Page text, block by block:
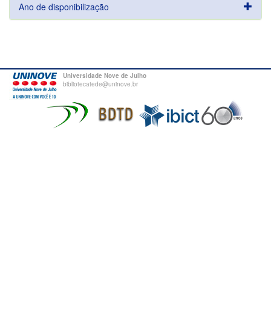
Ano de disponibilização
Universidade Nove de Julho
bibliotecatede@uninove.br